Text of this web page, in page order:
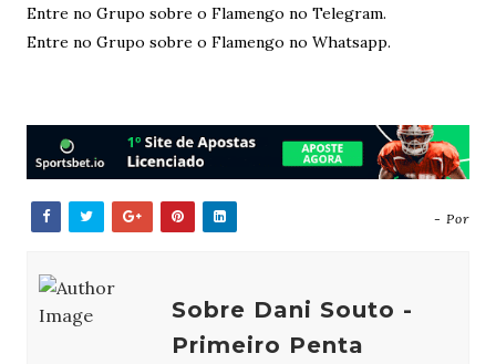
Entre no Grupo sobre o Flamengo no Telegram.
Entre no Grupo sobre o Flamengo no Whatsapp.
- Por
Sobre Dani Souto -
Primeiro Penta